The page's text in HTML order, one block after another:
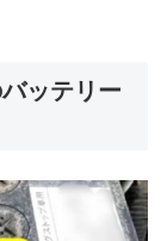
ッテリー